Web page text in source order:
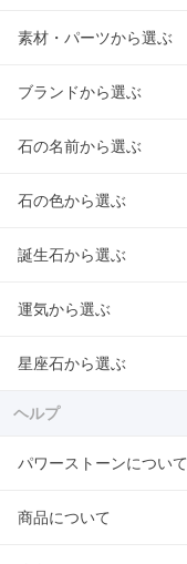
素材・パーツから選ぶ
ブランドから選ぶ
石の名前から選ぶ
石の色から選ぶ
誕生石から選ぶ
運気から選ぶ
星座石から選ぶ
ヘルプ
パワーストーンについて
商品について